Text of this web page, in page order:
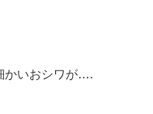
かいおシワが….